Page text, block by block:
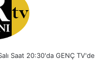
Saat 20:30'da GENÇ TV'de